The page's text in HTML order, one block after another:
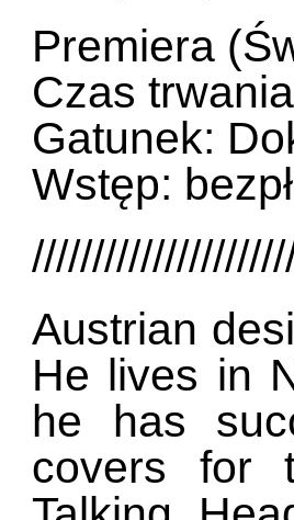
Premiera
Czas
Gatunek:
Wstęp:
Austrian
He lives in
he has
covers for